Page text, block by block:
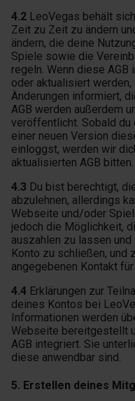
4.2 LeoVegas behält
Zeit zu Zeit zu ändern
ändern, die deine
Spiele sowie die
regeln. Wenn diese
oder aktualisiert
Änderungen informiert,
AGB werden außerdem
veröffentlicht. Sobald du
einer neuen Version
einloggst, werden wir
aktualisierten AGB bitten.
4.3 Du bist berechtigt,
abzulehnen, allerdings
Webseite und/oder
jedoch die Möglichkeit,
auszahlen zu lassen
Konto zu schließen, und
angegebenen Kontakt
4.4 Erklärungen zur
deines Kontos bei
Informationen werden
Webseite bereitgestellt
AGB integriert. Sie
diese anwendbar sind.
5. Erstellen deines